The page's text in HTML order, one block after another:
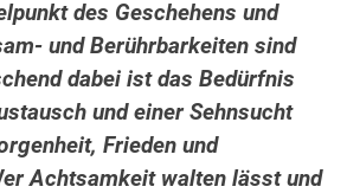
des Geschehens und
und Berührbarkeiten sind
dabei ist das Bedürfnis
und einer Sehnsucht
Frieden und
Achtsamkeit walten lässt und